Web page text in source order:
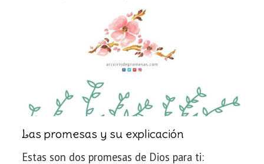
Las promesas y su explicación
Estas son dos promesas de Dios para ti: